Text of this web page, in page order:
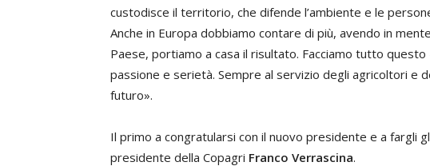
custodisce il territorio, che difende l’ambiente e le
Anche in Europa dobbiamo contare di più, avendo in
Paese, portiamo a casa il risultato. Facciamo tutto questo
passione e serietà. Sempre al servizio degli agricoltori e
futuro».
Il primo a congratularsi con il nuovo presidente e a fargli
presidente della Copagri Franco Verrascina.